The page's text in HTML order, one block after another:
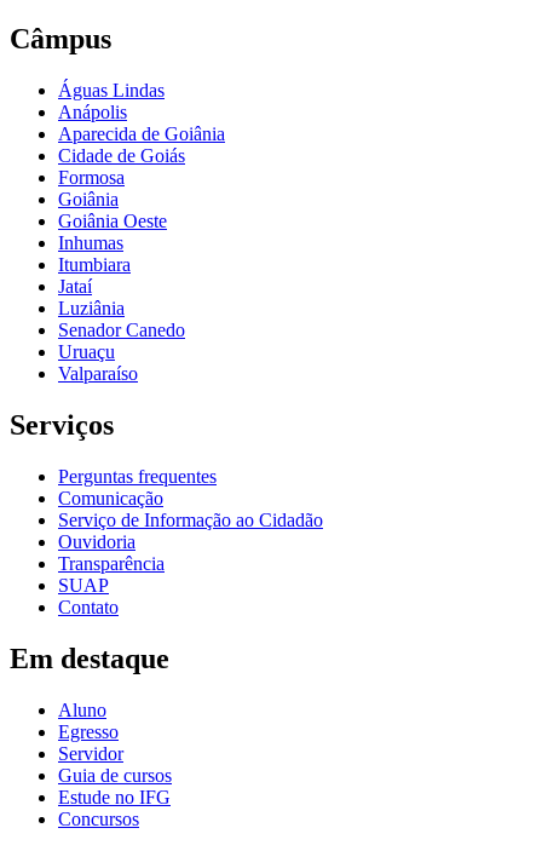
Câmpus
Águas Lindas
Anápolis
Aparecida de Goiânia
Cidade de Goiás
Formosa
Goiânia
Goiânia Oeste
Inhumas
Itumbiara
Jataí
Luziânia
Senador Canedo
Uruaçu
Valparaíso
Serviços
Perguntas frequentes
Comunicação
Serviço de Informação ao Cidadão
Ouvidoria
Transparência
SUAP
Contato
Em destaque
Aluno
Egresso
Servidor
Guia de cursos
Estude no IFG
Concursos